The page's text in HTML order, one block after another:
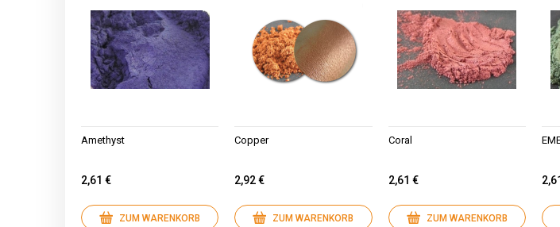
Amethyst
2,61 €
ZUM WARENKORB
Copper
2,92 €
ZUM WARENKORB
Coral
2,61 €
ZUM WARENKORB